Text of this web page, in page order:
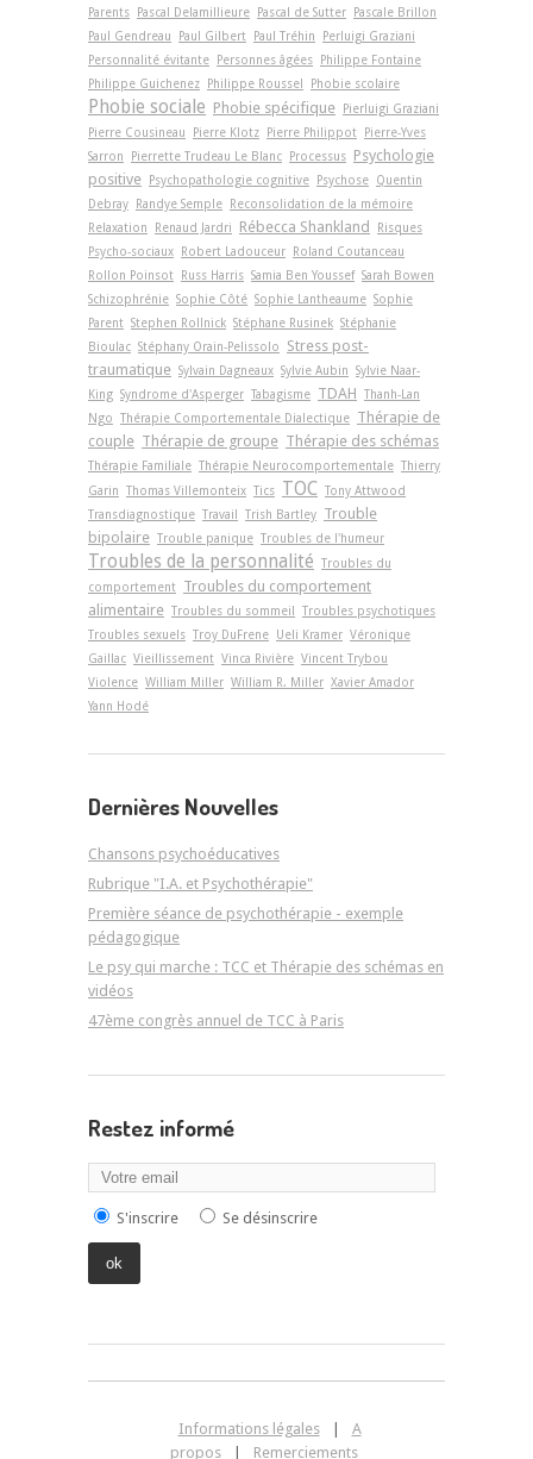
Parents
Pascal Delamillieure Pascal de Sutter
Pascale Brillon
Paul Gendreau
Paul Gilbert Paul Tréhin
Perluigi Graziani
Personnalité évitante
Personnes âgées
Philippe Fontaine
Philippe Guichenez
Philippe Roussel Phobie scolaire
Phobie sociale Phobie spécifique
Pierluigi Graziani
Pierre Cousineau
Pierre Klotz Pierre Philippot
Pierre-Yves
Sarron
Pierrette Trudeau Le Blanc Processus Psychologie
positive
Psychopathologie cognitive Psychose Quentin
Debray
Randye Semple
Reconsolidation de la mémoire
Relaxation
Renaud Jardri Rébecca Shankland
Risques
Psycho-sociaux
Robert Ladouceur
Roland Coutanceau
Rollon Poinsot
Russ Harris Samia Ben Youssef Sarah Bowen
Schizophrénie Sophie Côté Sophie Lantheaume Sophie
Parent Stephen Rollnick Stéphane Rusinek Stéphanie
Bioulac Stéphany Orain-Pelissolo
Stress post-
traumatique Sylvain Dagneaux Sylvie Aubin Sylvie Naar-
King Syndrome d'Asperger Tabagisme TDAH Thanh-Lan
Ngo Thérapie Comportementale Dialectique Thérapie de
couple Thérapie de groupe Thérapie des schémas
Thérapie Familiale Thérapie Neurocomportementale Thierry
Garin Thomas Villemonteix Tics TOC Tony Attwood
Transdiagnostique Travail Trish Bartley Trouble
bipolaire Trouble panique Troubles de l'humeur
Troubles de la personnalité Troubles du
comportement Troubles du comportement
alimentaire Troubles du sommeil
Troubles psychotiques
Troubles sexuels Troy DuFrene Ueli Kramer Véronique
Gaillac Vieillissement Vinca Rivière Vincent Trybou
Violence William Miller William R. Miller Xavier Amador
Yann Hodé
Dernières Nouvelles
Chansons psychoéducatives
Rubrique "I.A. et Psychothérapie"
Première séance de psychothérapie - exemple
pédagogique
Le psy qui marche : TCC et Thérapie des schémas en
vidéos
47ème congrès annuel de TCC à Paris
Restez informé
S'inscrire Se désinscrire
Informations légales
A
propos
Remerciements